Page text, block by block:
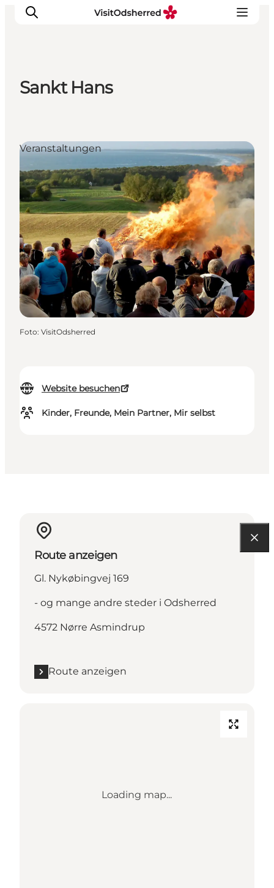
Essen
Unterkünfte
Nützliches
Sankt Hans
Website besuchen
Kinder, Freunde, Mein Partner, Mir selbst
Veranstaltungen
Foto: VisitOdsherred
Route anzeigen
Gl. Nykøbingvej 169
- og mange andre steder i Odsherred
4572 Nørre Asmindrup
Route anzeigen
Loading map...